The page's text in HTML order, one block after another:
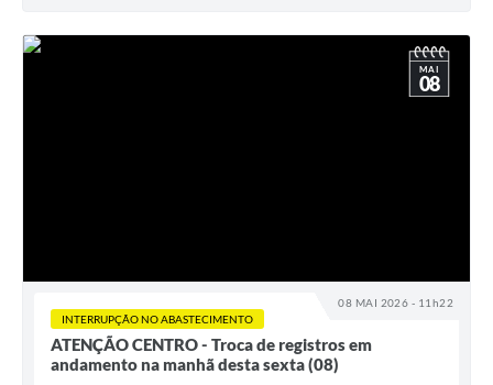
08 MAI 2026 - 11h22
MAI
08
INTERRUPÇÃO NO ABASTECIMENTO
ATENÇÃO CENTRO - Troca de registros em
andamento na manhã desta sexta (08)